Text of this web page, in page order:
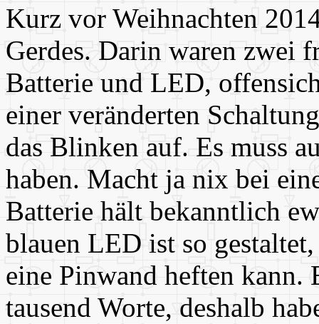
Kurz vor Weihnachten
Gerdes. Darin waren zwei
Batterie und LED,
einer veränderten
das Blinken auf. Es muss
haben. Macht ja nix bei
Batterie hält bekanntlich
blauen LED ist so
eine Pinwand heften kann.
tausend Worte, deshalb